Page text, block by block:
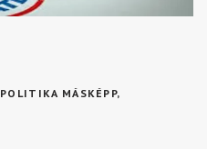
POLITIKA MÁSKÉPP,